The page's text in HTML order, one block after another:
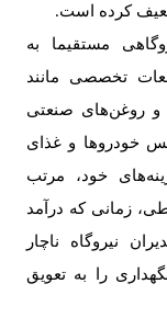
کرده است.
مستقیما به
تخصصی مانند
و روغن‌های صنعتی
خودروها و غذای
خود، مرتب
زمانی که درآمد
نیروگاه ناچار
را به تعویق